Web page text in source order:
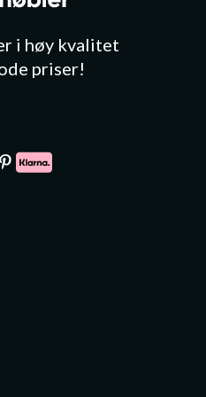
i høy kvalitet
priser!